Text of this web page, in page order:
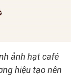
ảnh hạt café
hiệu tạo nên